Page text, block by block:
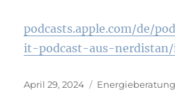
podcasts.apple.com/de/
it-podcast-aus-nerdistan/
Veröffentlicht
April 29, 2024 Kategorien